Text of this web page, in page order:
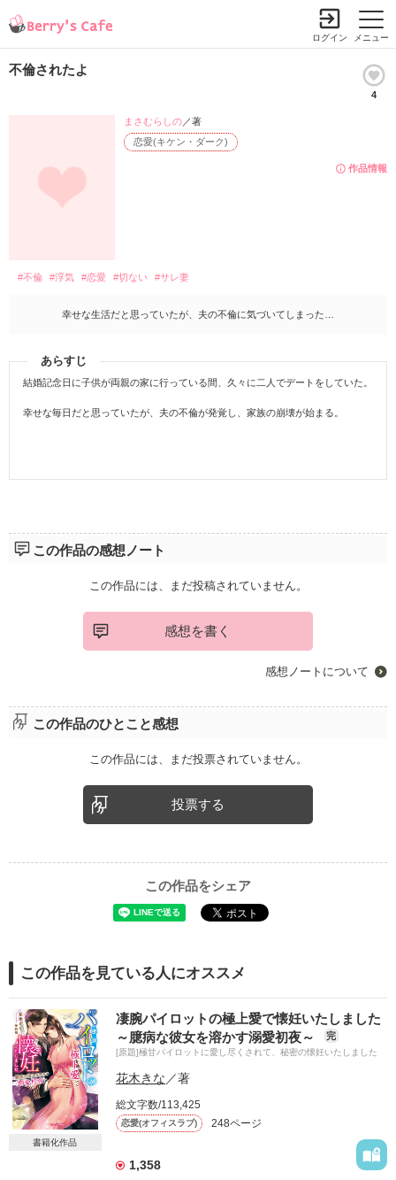
メニュー
ログイン
不倫されたよ
4
作品情報
恋愛(キケン・ダーク)
まさむらしの／著
#不倫 #浮気 #恋愛 #切ない #サレ妻
幸せな生活だと思っていたが、夫の不倫に気づいてしまった…
あらすじ
結婚記念日に子供が両親の家に行っている間、久々に二人でデートをしていた。
幸せな毎日だと思っていたが、夫の不倫が発覚し、家族の崩壊が始まる。
この作品の感想ノート
この作品には、まだ投稿されていません。
感想を書く
感想ノートについて
この作品のひとこと感想
この作品には、まだ投票されていません。
投票する
この作品をシェア
この作品を見ている人にオススメ
書籍化作品
凄腕パイロットの極上愛で懐妊いたしました
～臆病な彼女を溶かす溺愛初夜～
完
[原題]極甘パイロットに愛し尽くされて、秘密の懐妊いたしました
花木きな ／著
総文字数/113,425
恋愛(オフィスラブ) 248ページ
1,358